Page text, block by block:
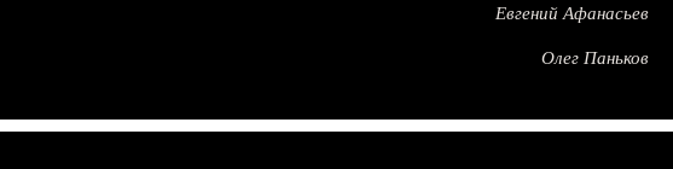
Евгений Афанасьев
Олег Паньков